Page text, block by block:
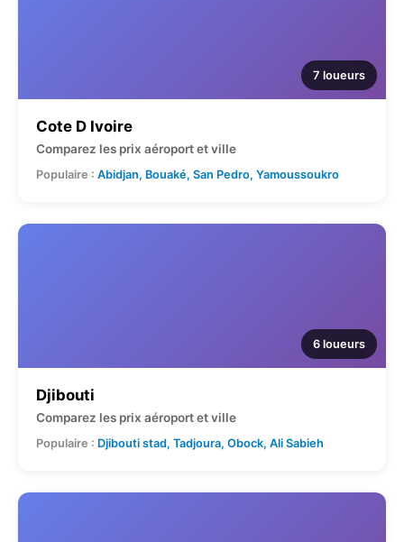
7 loueurs
Cote D Ivoire
Comparez les prix aéroport et ville
Populaire : Abidjan, Bouaké, San Pedro, Yamoussoukro
6 loueurs
Djibouti
Comparez les prix aéroport et ville
Populaire : Djibouti stad, Tadjoura, Obock, Ali Sabieh